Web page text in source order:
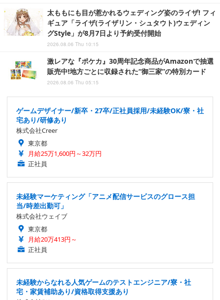
太ももにも目が惹かれるウェディング姿のライザ! フィ
ギュア「ライザ(ライザリン・シュタウト)ウェディン
グStyle」が8月7日より予約受付開始
2026.08.06 Thu 10:15
激レアな『ポケカ』30周年記念商品がAmazonで抽選
販売中!地方ごとに収録された“御三家”の特別カード
2026.08.06 Thu 05:15
ゲームデザイナー/新卒・27卒/正社員採用/未経験OK/寮・社
宅あり/研修あり
株式会社Creer
東京都
月給25万1,600円～32万円
正社員
未経験マーケティング「アニメ配信サービスのグロース担
当/時差出勤可」
株式会社ウェイブ
東京都
月給20万413円～
正社員
未経験からなれる人気ゲームのテストエンジニア/寮・社
宅・家賃補助あり/資格取得支援あり